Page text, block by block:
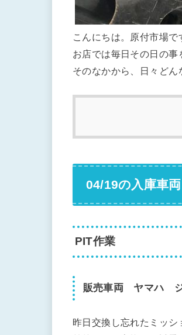
こんにちは。原付市場で
お店では毎日その日の事
そのなかから、日々どん
04/19の入庫車
PIT作業
販売車両 ヤマハ ジ
昨日交換し忘れたミッシ